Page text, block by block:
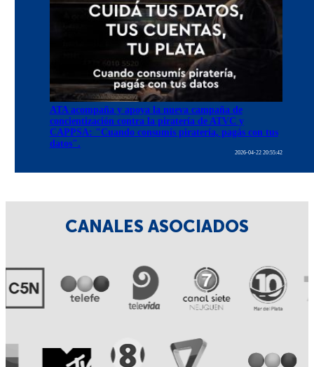
ATA acompaña y apoya la nueva campaña de
concientización contra la piratería de ATVC y
CAPPSA: "Cuando consumís piratería, pagás con tus
datos".
2026-04-22 20:55:42
CANALES ASOCIADOS